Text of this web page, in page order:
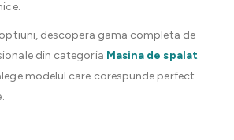
descopera gama completa de
din categoria Masina de spalat
modelul care corespunde perfect